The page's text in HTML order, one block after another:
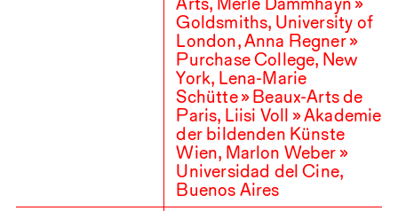
Goldsmiths, University of
London, Anna Regner »
Purchase College, New
York, Lena-Marie
Schütte » Beaux-Arts de
Paris, Liisi Voll » Akademie
der bildenden Künste
Wien, Marlon Weber »
Universidad del Cine,
Buenos Aires